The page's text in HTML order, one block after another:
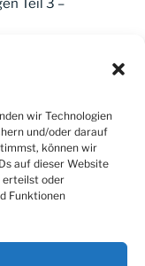
wir Technologien
und/oder darauf
können wir
auf dieser Website
erteilst oder
Funktionen
Teil 3 –